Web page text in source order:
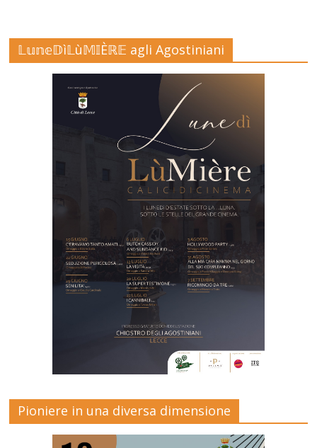
𝕃𝕦𝕟𝕖𝔻ì𝕃ù𝕄𝕀Èℝ𝔼 agli Agostiniani
Pioniere in una diversa dimensione